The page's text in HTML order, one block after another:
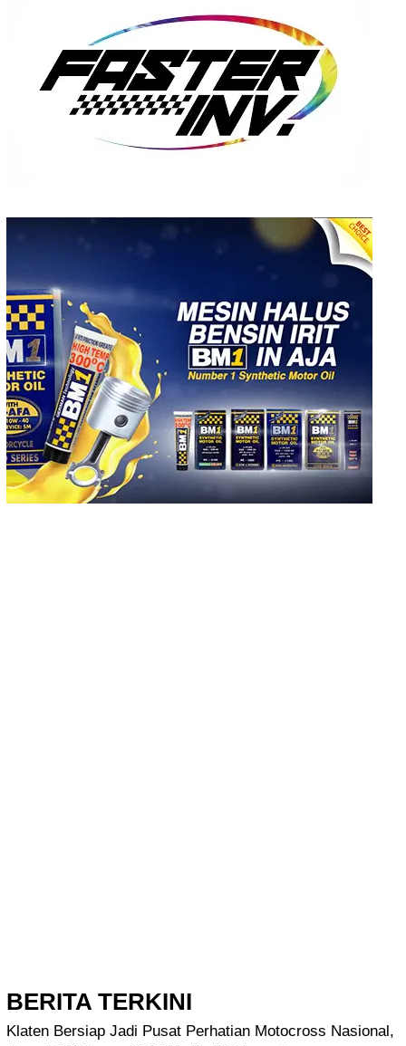
BERITA TERKINI
Klaten Bersiap Jadi Pusat Perhatian Motocross Nasional,